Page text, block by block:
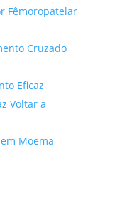
Fêmoropatelar
Cruzado
Eficaz
Voltar a
Moema